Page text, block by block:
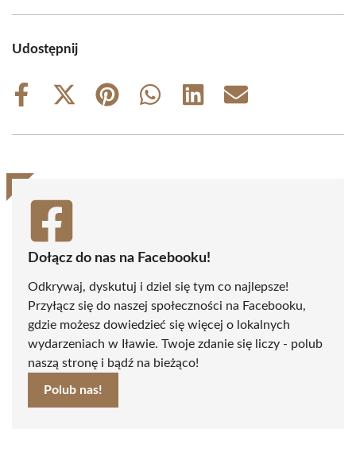
Udostępnij
Share
Share
(Twitter)
Share
Share
Share
Share
Dołącz do nas na Facebooku!
Odkrywaj, dyskutuj i dziel się tym co najlepsze!
Przyłącz się do naszej społeczności na Facebooku,
gdzie możesz dowiedzieć się więcej o lokalnych
wydarzeniach w Iławie. Twoje zdanie się liczy - polub
naszą stronę i bądź na bieżąco!
Polub nas!